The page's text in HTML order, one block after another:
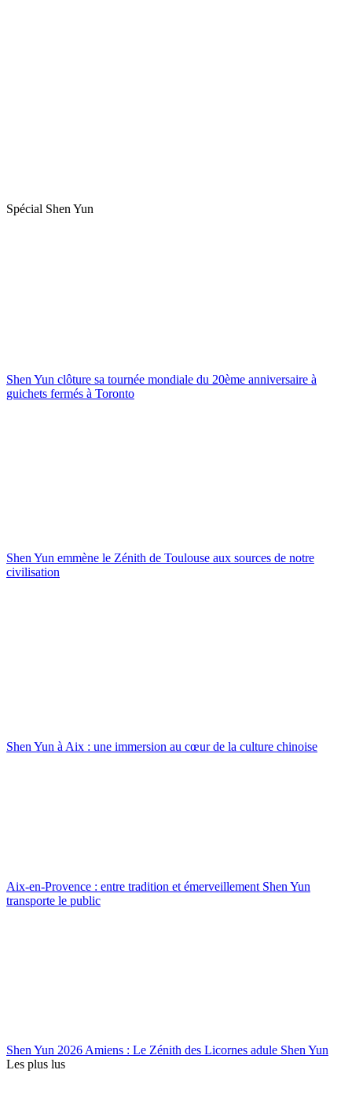
Spécial Shen Yun
Shen Yun clôture sa tournée mondiale du 20ème anniversaire à
guichets fermés à Toronto
Shen Yun emmène le Zénith de Toulouse aux sources de notre
civilisation
Shen Yun à Aix : une immersion au cœur de la culture chinoise
Aix-en-Provence : entre tradition et émerveillement Shen Yun
transporte le public
Shen Yun 2026 Amiens : Le Zénith des Licornes adule Shen Yun
Les plus lus